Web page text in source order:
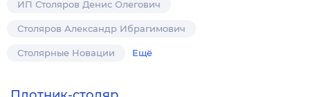
ИП Столяров Денис Олегович
Столяров Александр Ибрагимович
Столярные Новации Ещё